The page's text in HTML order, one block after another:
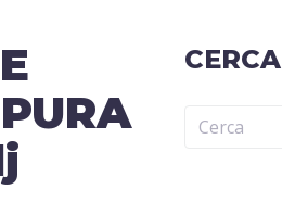
CERCA